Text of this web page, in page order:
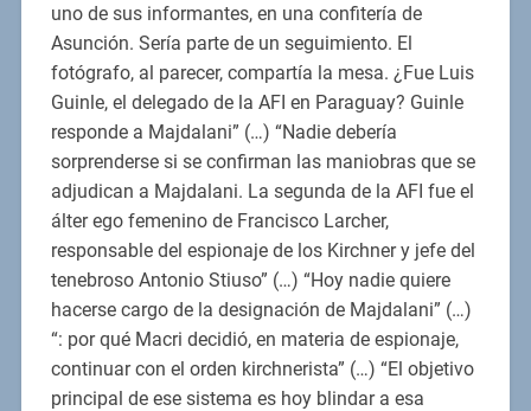
uno de sus informantes, en una confitería de
Asunción. Sería parte de un seguimiento. El
fotógrafo, al parecer, compartía la mesa. ¿Fue Luis
Guinle, el delegado de la AFI en Paraguay? Guinle
responde a Majdalani” (…) “Nadie debería
sorprenderse si se confirman las maniobras que se
adjudican a Majdalani. La segunda de la AFI fue el
álter ego femenino de Francisco Larcher,
responsable del espionaje de los Kirchner y jefe del
tenebroso Antonio Stiuso” (…) “Hoy nadie quiere
hacerse cargo de la designación de Majdalani” (…)
“: por qué Macri decidió, en materia de espionaje,
continuar con el orden kirchnerista” (…) “El objetivo
principal de ese sistema es hoy blindar a esa